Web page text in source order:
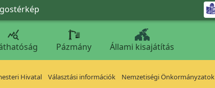

Pázmány Állami kisajátítás
Hivatal Választási információk Nemzetiségi Önkormányzatok